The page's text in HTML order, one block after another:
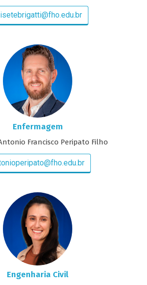
Enfermagem
Francisco Peripato Filho
Engenharia Civil